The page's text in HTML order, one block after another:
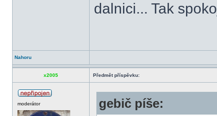
dalnici... Tak
Nahoru
x2005 Předmět příspěvku:
moderátor gebič píše: